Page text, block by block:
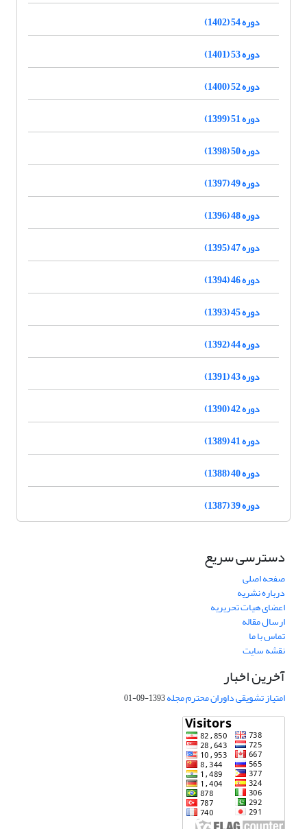
دوره 54 (1402)
دوره 53 (1401)
دوره 52 (1400)
دوره 51 (1399)
دوره 50 (1398)
دوره 49 (1397)
دوره 48 (1396)
دوره 47 (1395)
دوره 46 (1394)
دوره 45 (1393)
دوره 44 (1392)
دوره 43 (1391)
دوره 42 (1390)
دوره 41 (1389)
دوره 40 (1388)
دوره 39 (1387)
دسترسی سریع
صفحه اصلی
درباره نشریه
اعضای هیات تحریریه
ارسال مقاله
تماس با ما
نقشه سایت
آخرین اخبار
امتیاز تشویقی داوران محترم مجله1393-09-01